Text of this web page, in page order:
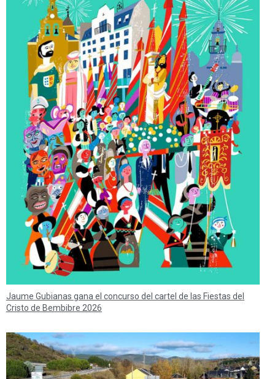
Jaume Gubianas gana el concurso del cartel de las Fiestas del
Cristo de Bembibre 2026